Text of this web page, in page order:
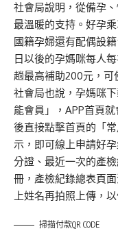
社會局說明，從備孕
最溫暖的支持。好孕
國籍孕婦還有配偶設
日以後的孕媽咪每人
趟最高補助200元，可
社會局也說，孕媽咪
能會員」，APP首頁
後直接點擊首頁的「
示，即可線上申請好
分證、最近一次的產
冊，產檢紀錄總表頁
上姓名再拍照上傳，
掃描付款QR CODE